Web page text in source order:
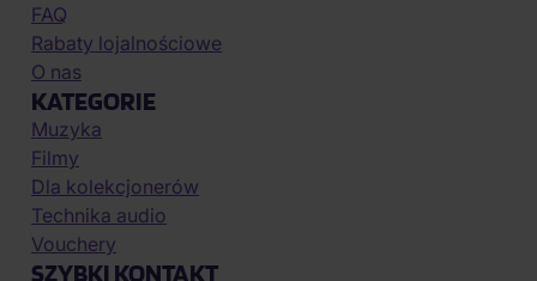
FAQ
Rabaty lojalnościowe
O nas
KATEGORIE
Muzyka
Filmy
Dla kolekcjonerów
Technika audio
Vouchery
SZYBKI KONTAKT